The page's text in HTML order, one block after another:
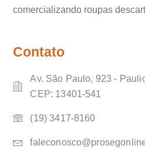
comercializando roupas
Contato
Av. São Paulo, 923 -
CEP: 13401-541
(19) 3417-8160